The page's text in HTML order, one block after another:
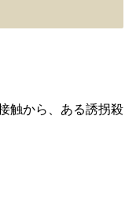
触から、ある誘拐殺